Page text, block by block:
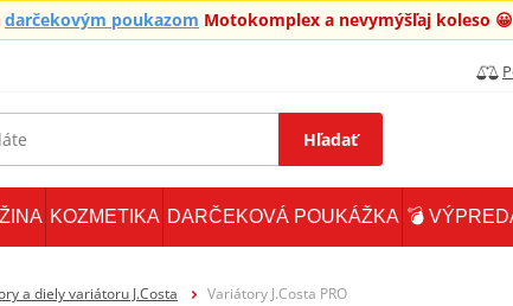
darčekovým poukazom Motokomplex a nevymýšľaj koleso 😀
Hľadať
KOZMETIKA DARČEKOVÁ POUKÁŽKA 💣
a diely variátoru J.Costa Variátory J.Costa PRO